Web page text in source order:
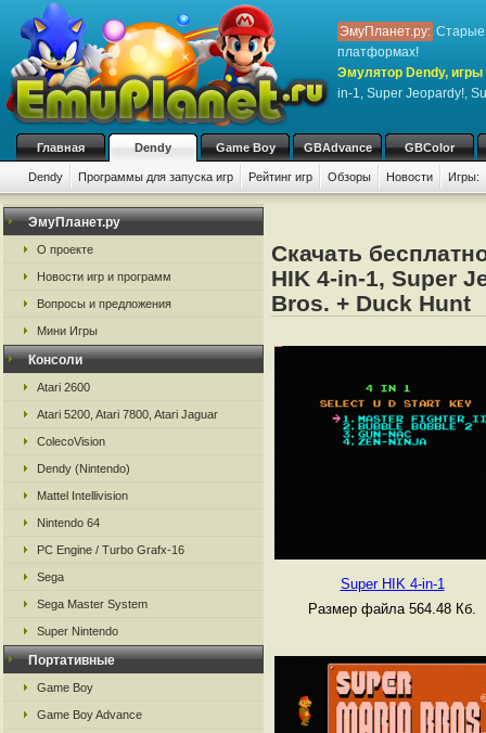
ЭмуПланет.ру: Старые
платформах!
Эмулятор Dendy,
in-1, Super Jeopardy!,
Главная Dendy Game Boy GBAdvance GBColor
Dendy Программы для запуска игр Рейтинг игр Обзоры Новости Игры:
ЭмуПланет.ру
О проекте
Новости игр и программ
Вопросы и предложения
Мини Игры
Консоли
Atari 2600
Atari 5200, Atari 7800, Atari Jaguar
ColecoVision
Dendy (Nintendo)
Mattel Intellivision
Nintendo 64
PC Engine / Turbo Grafx-16
Sega
Sega Master System
Super Nintendo
Портативные
Game Boy
Game Boy Advance
Скачать
HIK 4-in-1, Super
Bros. + Duck Hunt
Super HIK 4-in-1
Размер файла 564.48 Кб.